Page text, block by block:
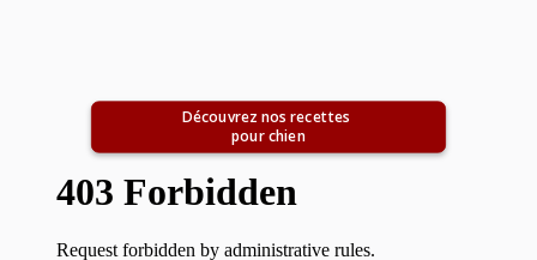
Découvrez nos recettes
pour chien